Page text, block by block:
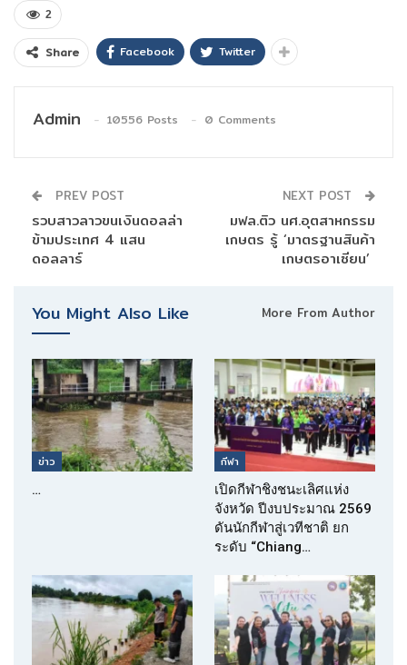
2
Share Facebook Twitter
Admin 10556 Posts 0 Comments
PREV POST
รวบสาวลาวขนเงินดอลล่า
ข้ามประเทศ 4 แสน
ดอลลาร์
NEXT POST
มฟล.ติว นศ.อุตสาหกรรม
เกษตร รู้ ‘มาตรฐานสินค้า
เกษตรอาเซียน’
You Might Also Like More From Author
ข่าว
…
กีฬา
เปิดกีฬาชิงชนะเลิศแห่ง
จังหวัด ปีงบประมาณ 2569
ดันนักกีฬาสู่เวทีชาติ ยก
ระดับ “Chiang…